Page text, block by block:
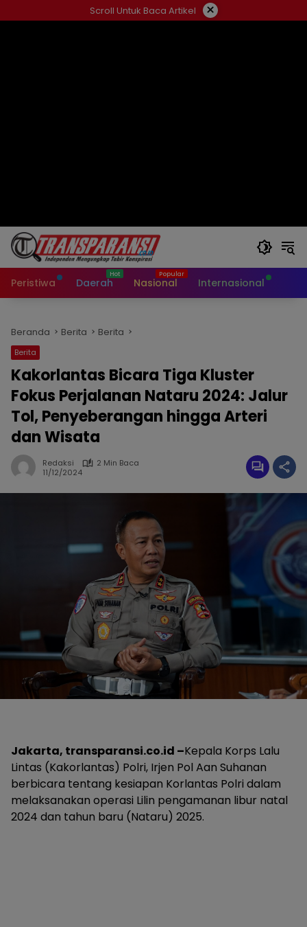
ke
Scroll Untuk Baca Artikel ×
Peristiwa Daerah Nasional Internasional
Beranda Berita Berita
Berita
Kakorlantas Bicara Tiga Kluster
Fokus Perjalanan Nataru 2024: Jalur
Tol, Penyeberangan hingga Arteri
dan Wisata
Redaksi
2 Min Baca
11/12/2024
Jakarta, transparansi.co.id –Kepala Korps Lalu
Lintas (Kakorlantas) Polri, Irjen Pol Aan Suhanan
berbicara tentang kesiapan Korlantas Polri dalam
melaksanakan operasi Lilin pengamanan libur natal
2024 dan tahun baru (Nataru) 2025.